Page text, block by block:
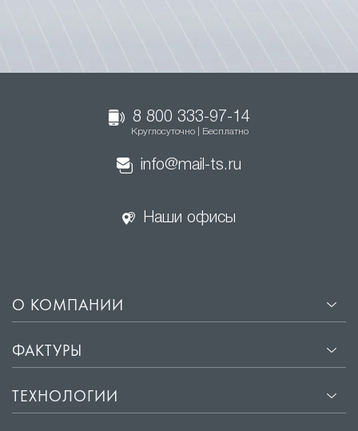
8 800 333-97-14
Круглосуточно | Бесплатно
info@mail-ts.ru
Наши офисы
О КОМПАНИИ
ФАКТУРЫ
ТЕХНОЛОГИИ